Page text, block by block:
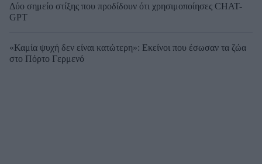
Δύο σημείο στίξης που προδίδουν ότι χρησιμοποίησες CHAT-
GPT
«Καμία ψυχή δεν είναι κατώτερη»: Εκείνοι που έσωσαν τα ζώα
στο Πόρτο Γερμενό